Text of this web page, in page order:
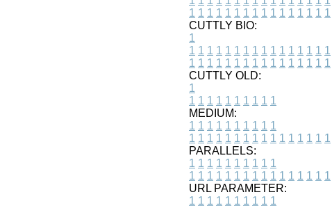
1 1 1 1 1 1 1 1 1 1 1 1 1 1 1 1
CUTTLY BIO:
1
1 1 1 1 1 1 1 1 1 1 1 1 1 1 1 1
1 1 1 1 1 1 1 1 1 1 1 1 1 1 1 1
CUTTLY OLD:
1
1 1 1 1 1 1 1 1 1 1
MEDIUM:
1 1 1 1 1 1 1 1 1 1
1 1 1 1 1 1 1 1 1 1 1 1 1 1 1 1
PARALLELS:
1 1 1 1 1 1 1 1 1 1
1 1 1 1 1 1 1 1 1 1 1 1 1 1 1 1
URL PARAMETER:
1 1 1 1 1 1 1 1 1 1